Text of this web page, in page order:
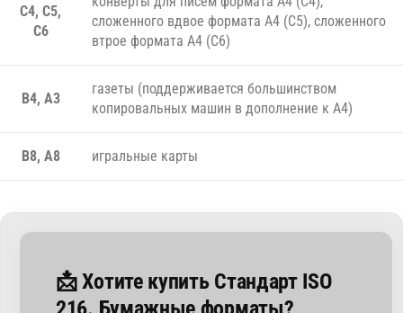
C4, C5,
C6
сложенного вдвое формата А4 (C5), сложенного
втрое формата А4 (C6)
B4, A3
газеты (поддерживается большинством
копировальных машин в дополнение к А4)
B8, A8 игральные карты
📩 Хотите купить Стандарт ISO